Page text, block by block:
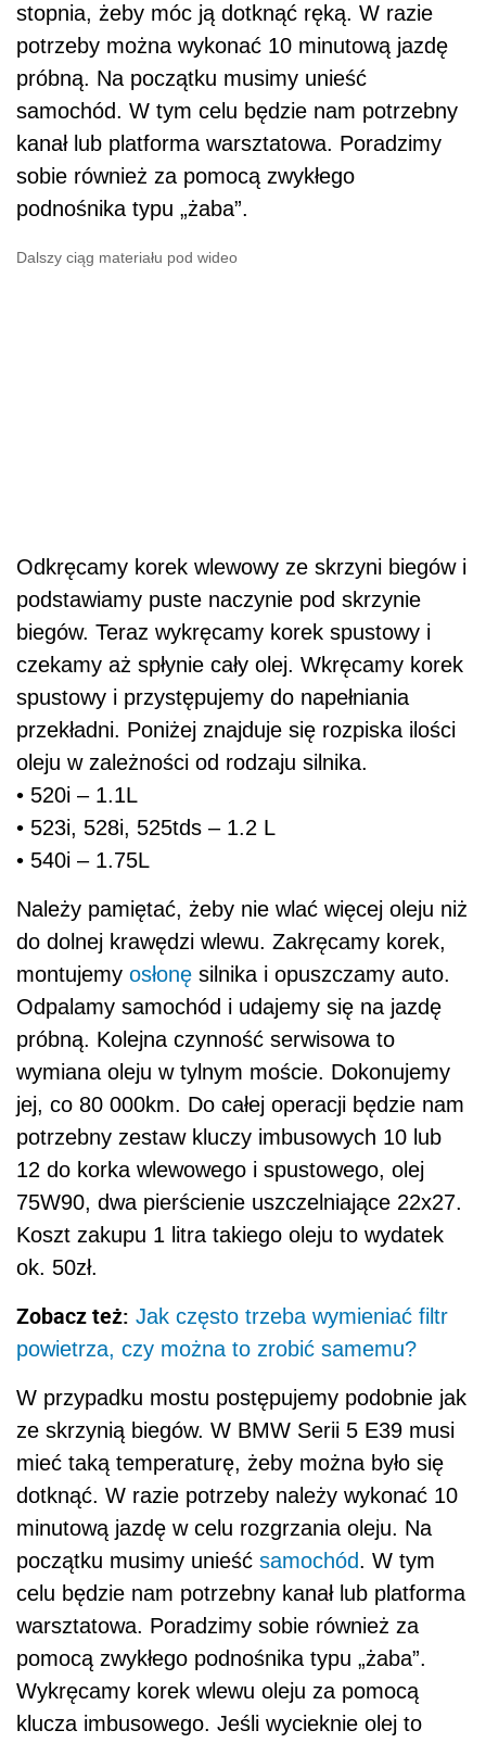
stopnia, żeby móc ją dotknąć ręką. W razie
potrzeby można wykonać 10 minutową jazdę
próbną. Na początku musimy unieść
samochód. W tym celu będzie nam potrzebny
kanał lub platforma warsztatowa. Poradzimy
sobie również za pomocą zwykłego
podnośnika typu „żaba”.
Dalszy ciąg materiału pod wideo
Odkręcamy korek wlewowy ze skrzyni biegów i
podstawiamy puste naczynie pod skrzynie
biegów. Teraz wykręcamy korek spustowy i
czekamy aż spłynie cały olej. Wkręcamy korek
spustowy i przystępujemy do napełniania
przekładni. Poniżej znajduje się rozpiska ilości
oleju w zależności od rodzaju silnika.
• 520i – 1.1L
• 523i, 528i, 525tds – 1.2 L
• 540i – 1.75L
Należy pamiętać, żeby nie wlać więcej oleju niż
do dolnej krawędzi wlewu. Zakręcamy korek,
montujemy osłonę silnika i opuszczamy auto.
Odpalamy samochód i udajemy się na jazdę
próbną. Kolejna czynność serwisowa to
wymiana oleju w tylnym moście. Dokonujemy
jej, co 80 000km. Do całej operacji będzie nam
potrzebny zestaw kluczy imbusowych 10 lub
12 do korka wlewowego i spustowego, olej
75W90, dwa pierścienie uszczelniające 22x27.
Koszt zakupu 1 litra takiego oleju to wydatek
ok. 50zł.
Zobacz też: Jak często trzeba wymieniać filtr
powietrza, czy można to zrobić samemu?
W przypadku mostu postępujemy podobnie jak
ze skrzynią biegów. W BMW Serii 5 E39 musi
mieć taką temperaturę, żeby można było się
dotknąć. W razie potrzeby należy wykonać 10
minutową jazdę w celu rozgrzania oleju. Na
początku musimy unieść samochód. W tym
celu będzie nam potrzebny kanał lub platforma
warsztatowa. Poradzimy sobie również za
pomocą zwykłego podnośnika typu „żaba”.
Wykręcamy korek wlewu oleju za pomocą
klucza imbusowego. Jeśli wycieknie olej to